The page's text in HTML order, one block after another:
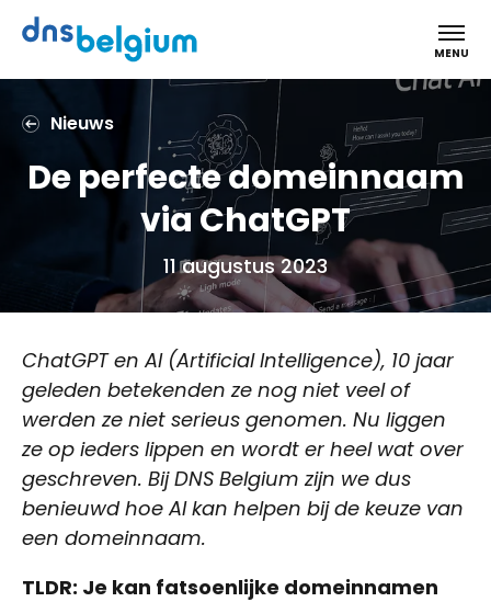
DNS Belgium
MENU
Nieuws
De perfecte domeinnaam
via ChatGPT
11 augustus 2023
ChatGPT en AI (Artificial Intelligence), 10 jaar
geleden betekenden ze nog niet veel of
werden ze niet serieus genomen. Nu liggen
ze op ieders lippen en wordt er heel wat over
geschreven. Bij DNS Belgium zijn we dus
benieuwd hoe AI kan helpen bij de keuze van
een domeinnaam.
TLDR: Je kan fatsoenlijke domeinnamen